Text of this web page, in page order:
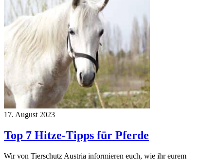
17. August 2023
Top 7 Hitze-Tipps für Pferde
Wir von Tierschutz Austria informieren euch, wie ihr eurem